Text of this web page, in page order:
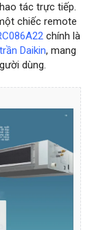
tác trực tiếp.
chiếc remote
chính là
Daikin, mang
dùng.